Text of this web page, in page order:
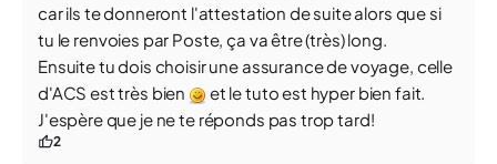
car ils te donneront l'attestation de suite alors que si
tu le renvoies par Poste, ça va être (très) long.
Ensuite tu dois choisir une assurance de voyage, celle
d'ACS est très bien
et le tuto est hyper bien fait.
J'espère que je ne te réponds pas trop tard!
2